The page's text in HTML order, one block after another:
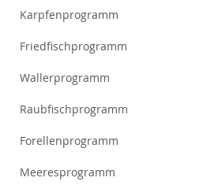
Karpfenprogramm
Friedfischprogramm
Wallerprogramm
Raubfischprogramm
Forellenprogramm
Meeresprogramm